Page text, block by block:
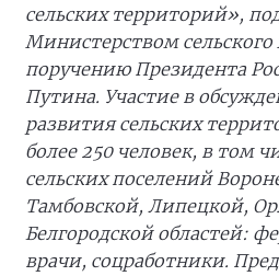
сельских территорий»,
Министерством сельского
поручению Президента
Путина. Участие в
развития сельских
более 250 человек, в том
сельских поселений
Тамбовской, Липецкой,
Белгородской областей:
врачи, соцработники.